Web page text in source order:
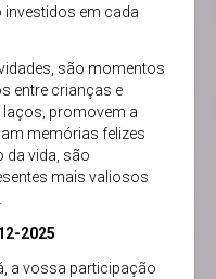
investidos em cada
são momentos
entre crianças e
promovem a
memórias felizes
da vida, são
mais valiosos
2025
a vossa participação